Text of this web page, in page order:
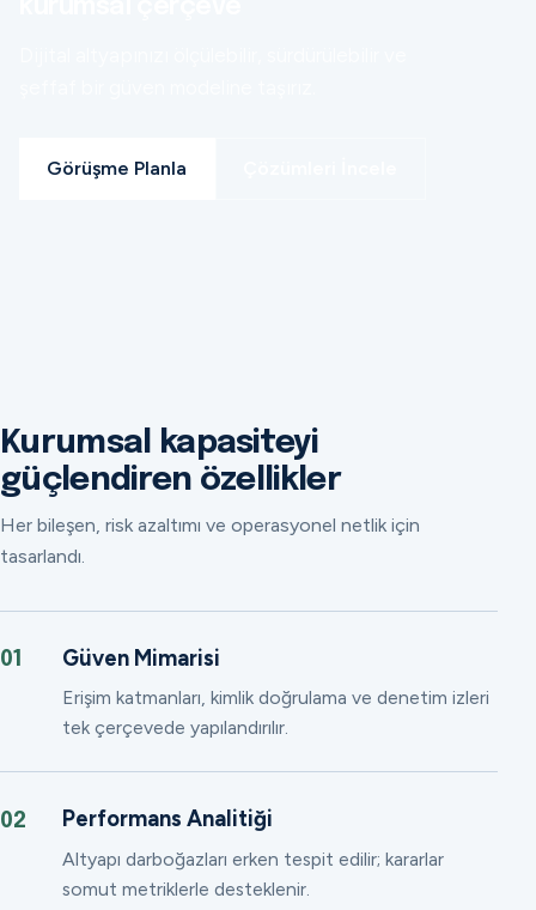
Görüşme Planla
Kurumsal kapasiteyi
güçlendiren özellikler
Her bileşen, risk azaltımı ve operasyonel netlik için
tasarlandı.
01 Güven Mimarisi
Erişim katmanları, kimlik doğrulama ve denetim izleri
tek çerçevede yapılandırılır.
02 Performans Analitiği
Altyapı darboğazları erken tespit edilir; kararlar
somut metriklerle desteklenir.